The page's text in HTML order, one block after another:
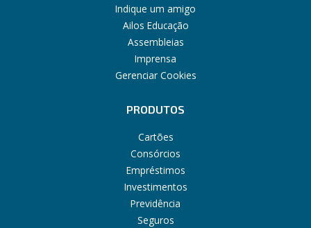
Indique um amigo
Ailos Educação
Assembleias
Imprensa
Gerenciar Cookies
PRODUTOS
Cartões
Consórcios
Empréstimos
Investimentos
Previdência
Seguros